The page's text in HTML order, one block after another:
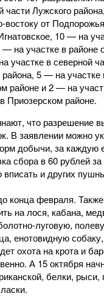
части Лужского
востоку от
10 — на
на участке в районе
участке в северной
5 — на участке
районе и 2 — на
Приозерском районе.
что разрешение
В заявлении можно
добычи, за каждую
сбора в 60 рублей
и других
конца февраля.
на лося, кабана,
луговую,
енотовидную
охота на крота и
А 15 октября
белки, рыси,